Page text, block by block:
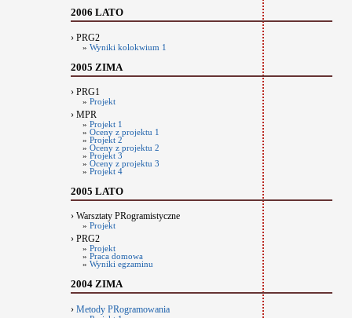
2006 LATO
› PRG2
» Wyniki kolokwium 1
2005 ZIMA
› PRG1
» Projekt
› MPR
» Projekt 1
» Oceny z projektu 1
» Projekt 2
» Oceny z projektu 2
» Projekt 3
» Oceny z projektu 3
» Projekt 4
2005 LATO
› Warsztaty PRogramistyczne
» Projekt
› PRG2
» Projekt
» Praca domowa
» Wyniki egzaminu
2004 ZIMA
› Metody PRogramowania